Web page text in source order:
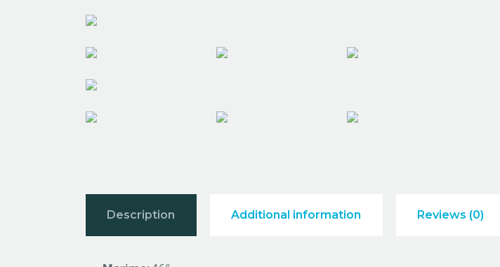
Description Additional information Reviews (0)